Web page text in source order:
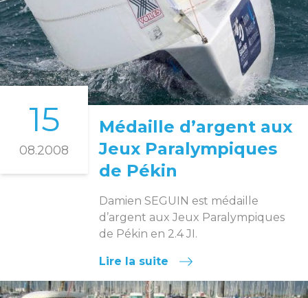
15
08.2008
Médaille d’argent aux
Jeux Paralympiques
de Pékin
Damien SEGUIN est médaille
d’argent aux Jeux Paralympiques
de Pékin en 2.4 JI.
Lire la suite